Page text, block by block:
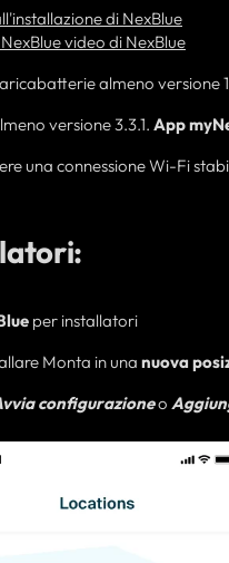
di NexBlue
video di NexBlue
almeno versione
versione 3.3.1. App
una connessione Wi-Fi
per installatori
Monta in una nuova
configurazioneo